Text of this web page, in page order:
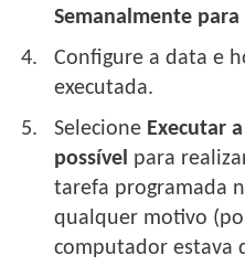
Semanalmente
Configure a data e
executada.
Selecione Executar
possível para
tarefa programada
qualquer motivo
computador estava